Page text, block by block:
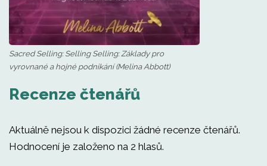
Sacred Selling: Selling Selling: Základy pro
vyrovnané a hojné podnikání (Melina Abbott)
Recenze čtenářů
Aktuálně nejsou k dispozici žádné recenze čtenářů.
Hodnocení je založeno na 2 hlasů.